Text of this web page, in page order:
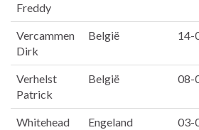
Freddy
Vercammen
Dirk
België 14-
Verhelst
Patrick
België 08-
Whitehead
Engeland 03-